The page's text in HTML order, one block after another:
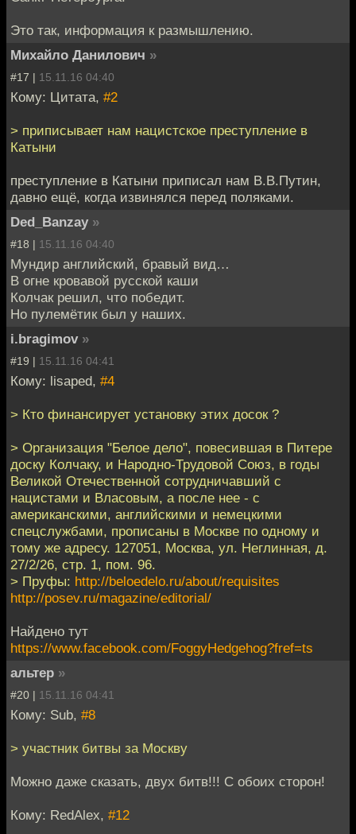
Это так, информация к размышлению.
Михайло Данилович »
#17 | 15.11.16 04:40
Кому: Цитата, #2
> приписывает нам нацистское преступление в
Катыни
преступление в Катыни приписал нам В.В.Путин,
давно ещё, когда извинялся перед поляками.
Ded_Banzay »
#18 | 15.11.16 04:40
Мундир английский, бравый вид…
В огне кровавой русской каши
Колчак решил, что победит.
Но пулемётик был у наших.
i.bragimov »
#19 | 15.11.16 04:41
Кому: lisaped, #4
> Кто финансирует установку этих досок ?
> Организация "Белое дело", повесившая в Питере
доску Колчаку, и Народно-Трудовой Союз, в годы
Великой Отечественной сотрудничавший с
нацистами и Власовым, а после нее - с
американскими, английскими и немецкими
спецслужбами, прописаны в Москве по одному и
тому же адресу. 127051, Москва, ул. Неглинная, д.
27/2/26, стр. 1, пом. 96.
> Пруфы: http://beloedelo.ru/about/requisites
http://posev.ru/magazine/editorial/
Найдено тут
https://www.facebook.com/FoggyHedgehog?fref=ts
альтер »
#20 | 15.11.16 04:41
Кому: Sub, #8
> участник битвы за Москву
Можно даже сказать, двух битв!!! С обоих сторон!
Кому: RedAlex, #12